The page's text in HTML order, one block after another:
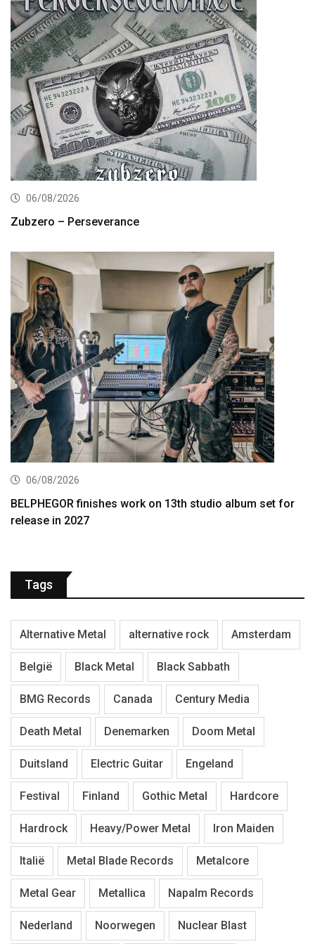
06/08/2026
Zubzero – Perseverance
06/08/2026
BELPHEGOR finishes work on 13th studio album set for
release in 2027
Tags
Alternative Metal alternative rock Amsterdam
België Black Metal Black Sabbath
BMG Records Canada Century Media
Death Metal Denemarken Doom Metal
Duitsland Electric Guitar Engeland
Festival Finland Gothic Metal Hardcore
Hardrock Heavy/Power Metal Iron Maiden
Italië Metal Blade Records Metalcore
Metal Gear Metallica Napalm Records
Nederland Noorwegen Nuclear Blast